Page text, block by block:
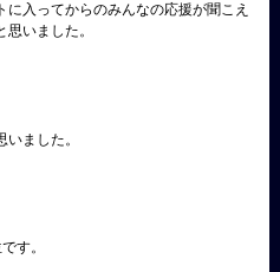
入ってからのみんなの応援が聞こえ
いました。
ました。
す。